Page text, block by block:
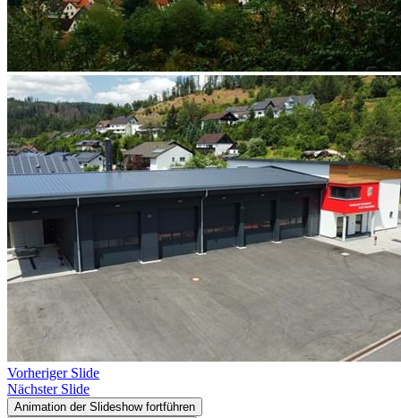
Vorheriger Slide
Nächster Slide
Animation der Slideshow fortführen